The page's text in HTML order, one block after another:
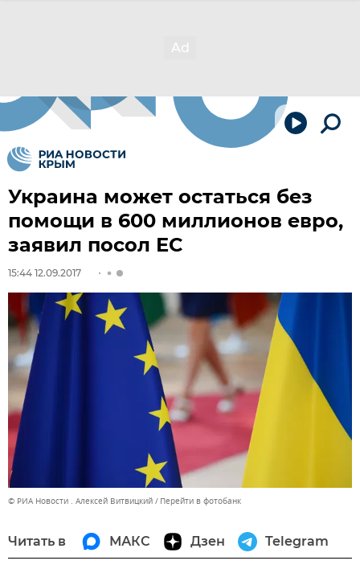
Украина может остаться без
помощи в 600 миллионов евро,
заявил посол ЕС
15:44 12.09.2017
© РИА Новости . Алексей Витвицкий Перейти в фотобанк
Читать в МАКС Дзен Telegram